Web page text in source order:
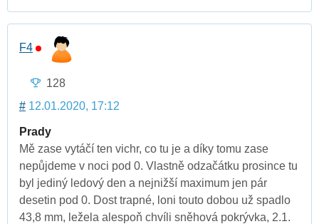
F4
128
# 12.01.2020, 17:12
Prady
Mě zase vytáčí ten vichr, co tu je a díky tomu zase
nepůjdeme v noci pod 0. Vlastně odzačátku prosince tu
byl jediný ledový den a nejnižší maximum jen pár
desetin pod 0. Dost trapné, loni touto dobou už spadlo
43,8 mm, ležela alespoň chvíli sněhová pokrývka, 2.1.